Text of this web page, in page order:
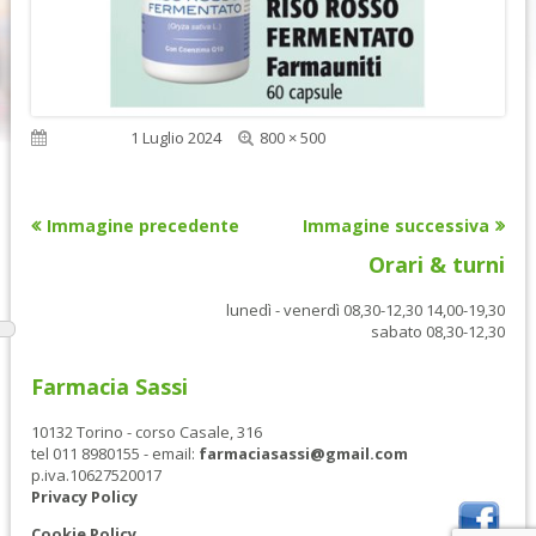
Pubblicato1 Luglio 2024
Dimensione
800 × 500
Immagine precedente Immagine successiva
Orari & turni
lunedì - venerdì 08,30-12,30 14,00-19,30
sabato 08,30-12,30
Farmacia Sassi
10132 Torino - corso Casale, 316
tel 011 8980155 - email: farmaciasassi@gmail.com
p.iva.10627520017
Privacy Policy